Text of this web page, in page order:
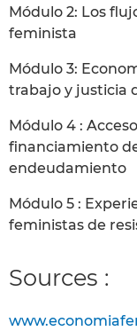
Módulo 2: Los
feminista
Módulo 3:
trabajo y justicia
Módulo 4 :
financiamiento
endeudamiento
Módulo 5 :
feministas de
Sources :